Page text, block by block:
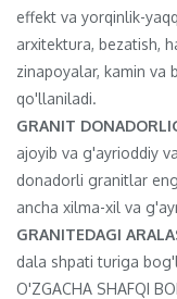
effekt va yorqinlik-
arxitektura, bezatish,
zinapoyalar, kamin va
qo'llaniladi.
GRANIT
ajoyib va ​​g'ayrioddiy
donadorli granitlar
ancha xilma-xil va
GRANITEDAGI
dala shpati turiga
O'ZGACHA SHAFQI